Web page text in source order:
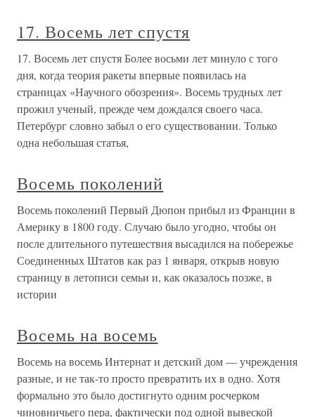
17. Восемь лет спустя
17. Восемь лет спустя Более восьми лет минуло с того
дня, когда теория ракеты впервые появилась на
страницах «Научного обозрения». Восемь трудных лет
прожил ученый, прежде чем дождался своего часа.
Петербург словно забыл о его существовании. Только
одна небольшая статья,
Восемь поколений
Восемь поколений Первый Дюпон прибыл из Франции в
Америку в 1800 году. Случаю было угодно, чтобы он
после длительного путешествия высадился на побережье
Соединенных Штатов как раз 1 января, открыв новую
страницу в летописи семьи и, как оказалось позже, в
истории
Восемь на восемь
Восемь на восемь Интернат и детский дом — учреждения
разные, и не так-то просто превратить их в одно. Хотя
формально это было достигнуто одним росчерком
чиновничьего пера, фактически под одной вывеской